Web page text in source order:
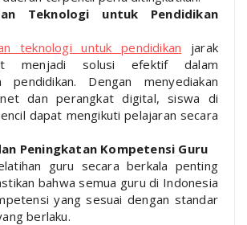
Teknologi untuk Pendidikan
teknologi untuk pendidikan jarak
menjadi solusi efektif dalam
pendidikan. Dengan menyediakan
dan perangkat digital, siswa di
dapat mengikuti pelajaran secara
Peningkatan Kompetensi Guru
guru secara berkala penting
bahwa semua guru di Indonesia
yang sesuai dengan standar
berlaku.